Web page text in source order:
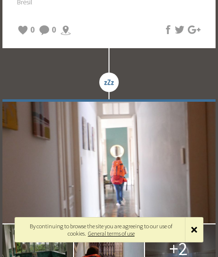
Brésil
0 0
+2
By continuing to browse the site you are agreeing to our use of
cookies. General terms of use